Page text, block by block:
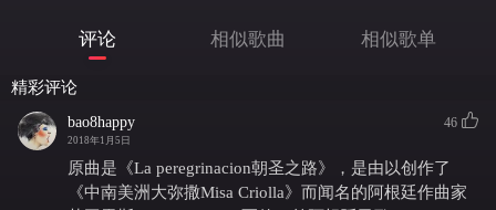
评论 相似歌曲 相似歌单
精彩评论
bao8happy
2018年1月5日
46
原曲是《La peregrinacion朝圣之路》，是由以创作了
《中南美洲大弥撒Misa Criolla》而闻名的阿根廷作曲家